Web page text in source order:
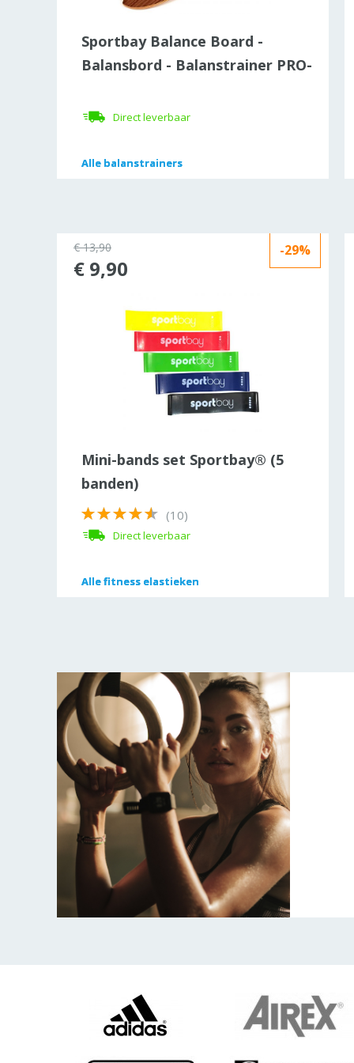
Sportbay Balance Board -
Balansbord - Balanstrainer PRO-
Direct leverbaar
Alle balanstrainers
Alle balanstrainers
-29%
Mini-bands set Sportbay® (5
banden)
(10)
Direct leverbaar
Allefitness elastieken
Allefitness elastieken
€ 13,90
€ 9,90